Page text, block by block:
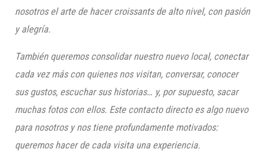
nosotros el arte de hacer croissants de alto nivel, con pasión
y alegría.
También queremos consolidar nuestro nuevo local, conectar
cada vez más con quienes nos visitan, conversar, conocer
sus gustos, escuchar sus historias… y, por supuesto, sacar
muchas fotos con ellos. Este contacto directo es algo nuevo
para nosotros y nos tiene profundamente motivados:
queremos hacer de cada visita una experiencia.